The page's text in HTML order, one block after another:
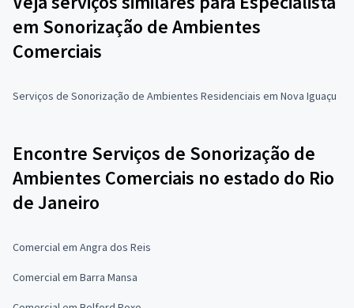
em Sonorização de Ambientes
Comerciais
Serviços de Sonorização de Ambientes Residenciais em Nova Iguaçu
Encontre Serviços de Sonorização de
Ambientes Comerciais no estado do Rio
de Janeiro
Comercial em Angra dos Reis
Comercial em Barra Mansa